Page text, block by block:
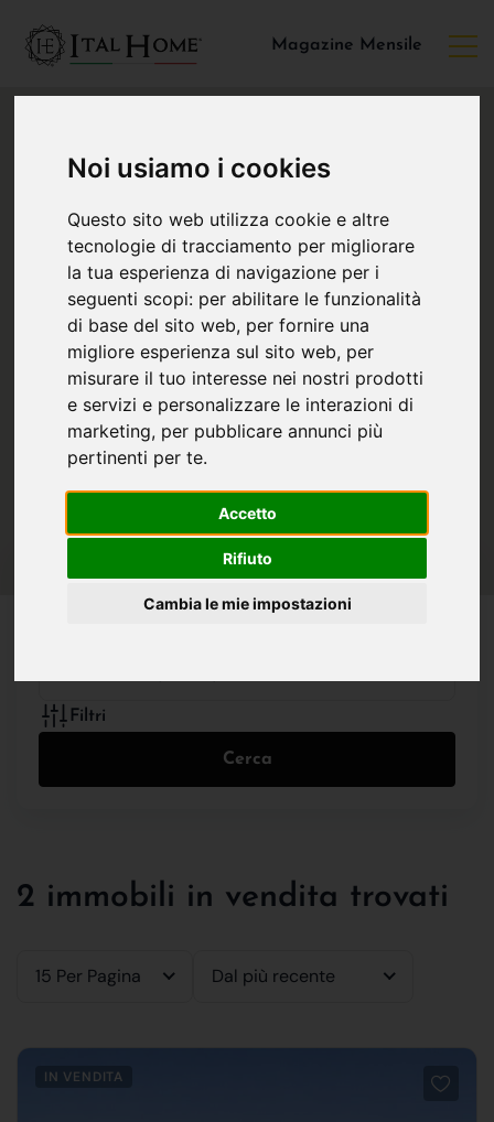
Noi usiamo i cookies
Questo sito web utilizza cookie e altre
tecnologie di tracciamento per migliorare
la tua esperienza di navigazione per i
seguenti scopi: per abilitare le funzionalità
di base del sito web, per fornire una
migliore esperienza sul sito web, per
misurare il tuo interesse nei nostri prodotti
e servizi e personalizzare le interazioni di
marketing, per pubblicare annunci più
pertinenti per te.
Accetto
Rifiuto
Cambia le mie impostazioni
Magazine Mensile
Tutte le Tipologie
Filtri
Cerca
2 immobili in vendita trovati
15 Per Pagina Dal più recente
IN VENDITA